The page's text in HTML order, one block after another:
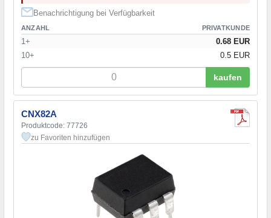
Benachrichtigung bei Verfügbarkeit
ANZAHL PRIVATKUNDE
1+
0.68 EUR
10+
0.5 EUR
kaufen
CNX82A
Produktcode: 77726
zu Favoriten hinzufügen